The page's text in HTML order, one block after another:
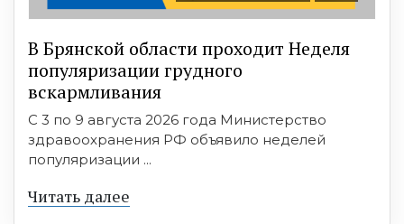
В Брянской области проходит Неделя
популяризации грудного
вскармливания
С 3 по 9 августа 2026 года Министерство
здравоохранения РФ объявило неделей
популяризации ...
Читать далее